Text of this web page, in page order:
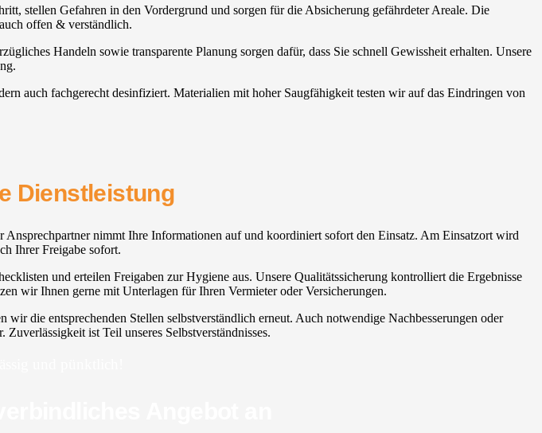
stellen Gefahren in den Vordergrund und sorgen für die Absicherung gefährdeter Areale. Die
offen & verständlich.
Handeln sowie transparente Planung sorgen dafür, dass Sie schnell Gewissheit erhalten. Unsere
auch fachgerecht desinfiziert. Materialien mit hoher Saugfähigkeit testen wir auf das Eindringen von
Dienstleistung
nimmt Ihre Informationen auf und koordiniert sofort den Einsatz. Am Einsatzort wird
Ihrer Freigabe sofort.
und erteilen Freigaben zur Hygiene aus. Unsere Qualitätssicherung kontrolliert die Ergebnisse
wir Ihnen gerne mit Unterlagen für Ihren Vermieter oder Versicherungen.
die entsprechenden Stellen selbstverständlich erneut. Auch notwendige Nachbesserungen oder
ist Teil unseres Selbstverständnisses.